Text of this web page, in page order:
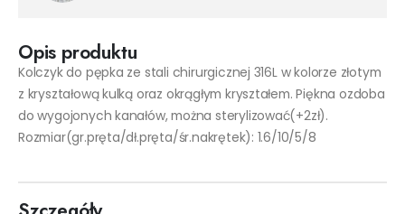
Opis produktu
Kolczyk do pępka ze stali chirurgicznej 316L w kolorze złotym
z kryształową kulką oraz okrągłym kryształem. Piękna ozdoba
do wygojonych kanałów, można sterylizować(+2zł).
Rozmiar(gr.pręta/dł.pręta/śr.nakrętek): 1.6/10/5/8